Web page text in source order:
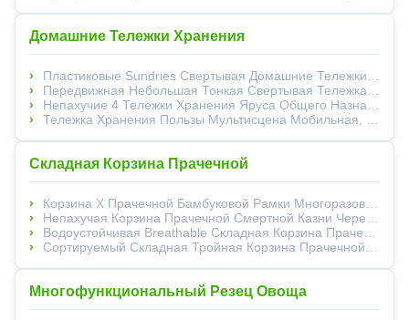
Домашние Тележки Хранения
Пластиковые Sundries Свертывая Домашние Тележки Хранения С Двигать 4 Всеобщих Колес Гибкий
Передвижная Небольшая Тонкая Свертывая Тележка Хранения С Lockable Колесами Сгустила Пластиковое
Непахучие 4 Тележки Хранения Яруса Общего Назначения Домашних С Ротатабельной Полостью Рицинусов Высекли
Тележка Хранения Пользы Мультисцена Мобильная, Вагонетка Кухни ODM Многоразовая Тонкая С 6 Крюками
Складная Корзина Прачечной
Корзина X Прачечной Бамбуковой Рамки Многоразовая Складная Формирует Отделяемую Ткань Оксфорда
Непахучая Корзина Прачечной Смертной Казни Через Повешение Стены, Прочная Корзина Прачечной Silk Road Enterprise Складная
Водоустойчивая Breathable Складная Корзина Прачечной Со Сбережениями Космоса Ремней Велкро
Сортируемый Складная Тройная Корзина Прачечной Для Веса 0.95Kg Грязных Одежд Отделяемого
Многофункциональный Резец Овоща